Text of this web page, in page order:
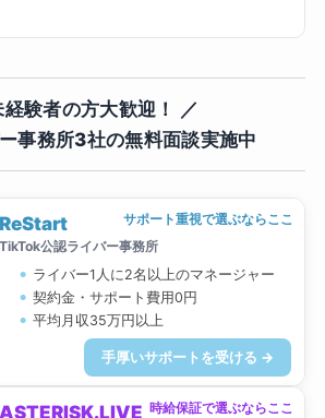
経験者の方大歓迎！ ／
事務所3社の無料面談実施中
サポート重視で選ぶならここ
ReStart
TikTok公認ライバー事務所
ライバー1人に2名以上のマネージャー
契約金・サポート費用0円
平均月収35万円以上
手厚いサポートを受ける →
時給保証で選ぶならここ
ASTERISK.LIVE